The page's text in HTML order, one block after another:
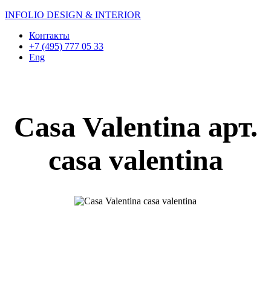
INFOLIO DESIGN & INTERIOR
Контакты
+7 (495) 777 05 33
Eng
Casa Valentina арт.
casa valentina